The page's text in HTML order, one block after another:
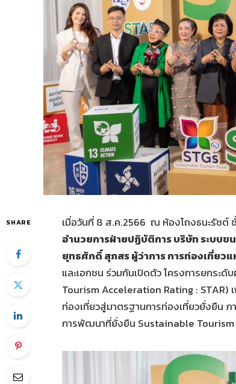
SHARE เมื่อวันที่ 8 ส.ค.2566 ณ ห้องโถงธนะรัชต์ ชั้
อำนวยการฝ่ายปฏิบัติการ บริษัท ระบบ
ยุทธศักดิ์ สุภสร ผู้ว่าการ การท่องเที่ยว
และเอกชน ร่วมกันเปิดตัว โครงการยกระ
Tourism Acceleration Rating : STAR)
ท่องเที่ยวสู่มาตรฐานการท่องเที่ยวยั่งยืน ภ
การพัฒนาที่ยั่งยืน Sustainable Tourism